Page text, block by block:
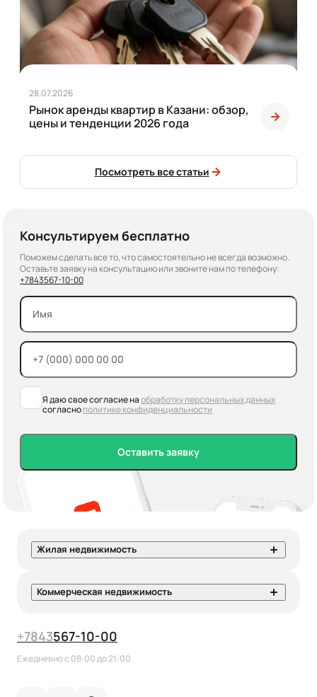
28.07.2026
Рынок аренды квартир в Казани: обзор,
цены и тенденции 2026 года
Посмотреть все статьи
Консультируем бесплатно
Поможем сделать все то, что самостоятельно не всегда возможно.
Оставьте заявку на консультацию или звоните нам по телефону:
+7843567-10-00
Я даю свое согласие наобработку персональных данных
согласнополитике конфиденциальности
Оставить заявку
Жилая недвижимость
Коммерческая недвижимость
+7843567-10-00
Ежедневно с 08:00 до 21:00